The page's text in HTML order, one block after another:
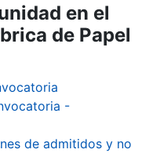
en el
de Papel
-
de admitidos y no